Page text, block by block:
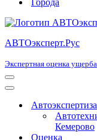
Города
АВТОэксперт.Рус
Экспертная оценка
Меню
навигации
Меню
навигацииАвтоэкспертиза
Кемерово
Оценка